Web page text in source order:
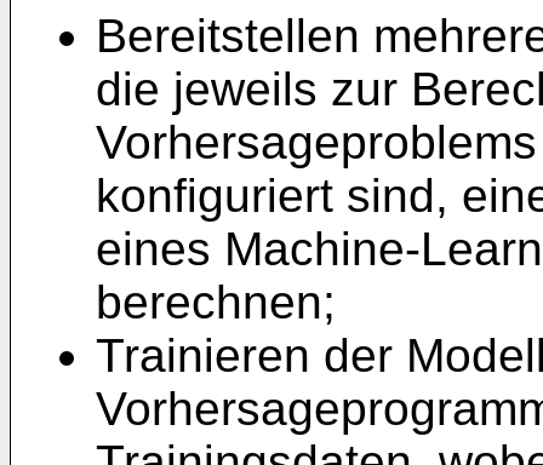
Bereitstellen
die jeweils zur
konfiguriert sind,
eines Machine-
berechnen;
Trainieren der